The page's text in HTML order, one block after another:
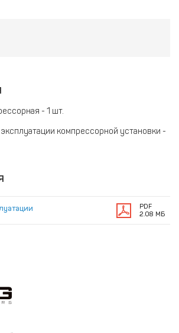
- 1 шт.
компрессорной установки -
PDF
2.08 МБ